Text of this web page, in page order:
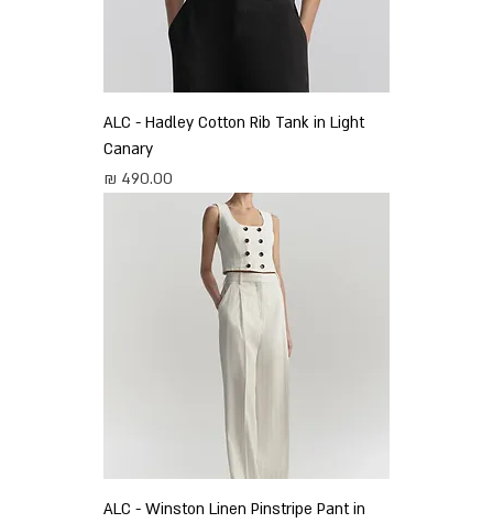
ALC - Hadley Cotton Rib Tank in Light
Canary
מחיר
ALC - Winston Linen Pinstripe Pant in